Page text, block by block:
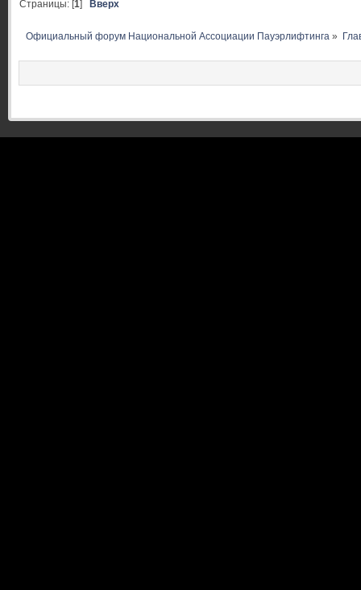
Страницы: [1] Вверх
Официальный форум Национальной Ассоциации Пауэрлифтинга »